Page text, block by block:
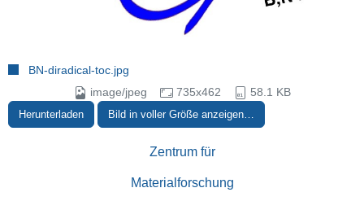
BN-diradical-toc.jpg
image/jpeg
735x462 58.1 KB
Herunterladen Bild in voller Größe anzeigen…
Zentrum für
Materialforschung